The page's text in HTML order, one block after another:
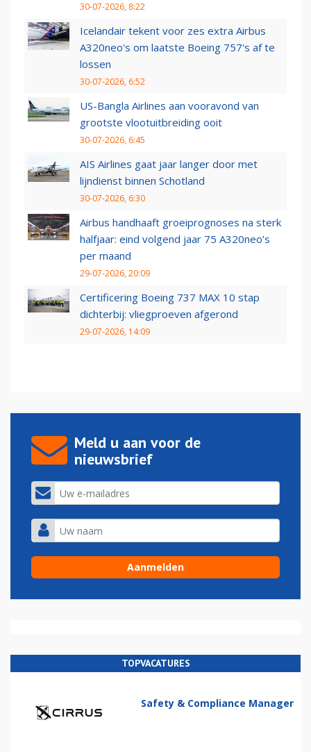
30-07-2026, 8:22
Icelandair tekent voor zes extra Airbus
A320neo's om laatste Boeing 757's af te
lossen
30-07-2026, 6:52
US-Bangla Airlines aan vooravond van
grootste vlootuitbreiding ooit
30-07-2026, 6:45
AIS Airlines gaat jaar langer door met
lijndienst binnen Schotland
30-07-2026, 6:30
Airbus handhaaft groeiprognoses na sterk
halfjaar: eind volgend jaar 75 A320neo’s
per maand
29-07-2026, 20:09
Certificering Boeing 737 MAX 10 stap
dichterbij: vliegproeven afgerond
29-07-2026, 14:09
Meld u aan voor de
nieuwsbrief
TOPVACATURES
Safety & Compliance Manager